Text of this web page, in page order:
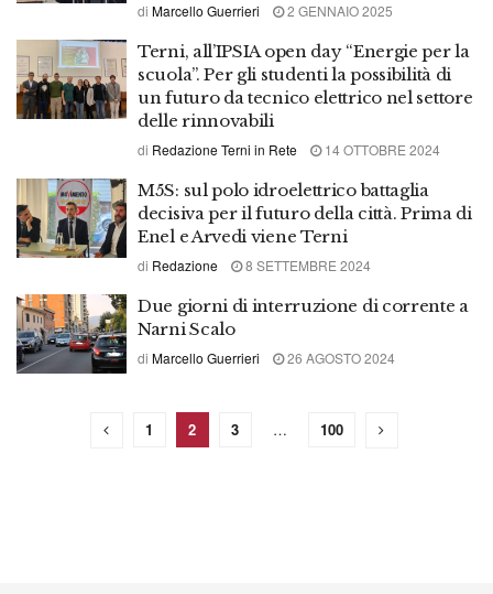
di Marcello Guerrieri 2 GENNAIO 2025
Terni, all’IPSIA open day “Energie per la
scuola”. Per gli studenti la possibilità di
un futuro da tecnico elettrico nel settore
delle rinnovabili
di Redazione Terni in Rete 14 OTTOBRE 2024
M5S: sul polo idroelettrico battaglia
decisiva per il futuro della città. Prima di
Enel e Arvedi viene Terni
di Redazione 8 SETTEMBRE 2024
Due giorni di interruzione di corrente a
Narni Scalo
di Marcello Guerrieri 26 AGOSTO 2024
1 2 3 … 100